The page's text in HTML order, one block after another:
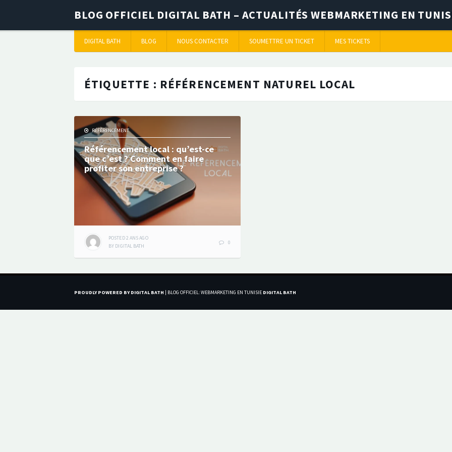
BLOG OFFICIEL DIGITAL BATH – ACTUALITÉS WEBMARKETING EN
DIGITAL BATH BLOG NOUS CONTACTER SOUMETTRE UN TICKET MES TICKETS
ÉTIQUETTE : RÉFÉRENCEMENT NATUREL LOCAL
RÉFÉRENCEMENT
Référencement local : qu’est-ce
que c’est ? Comment en faire
profiter son entreprise ?
POSTED2 ANSAGO
BY DIGITAL BATH
0
PROUDLY POWERED BY DIGITAL BATH BLOG OFFICIEL: WEBMARKETING EN TUNISIE DIGITAL BATH